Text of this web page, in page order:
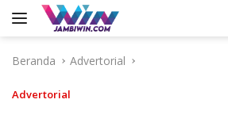
Langsung
Beranda
Advertorial
Advertorial